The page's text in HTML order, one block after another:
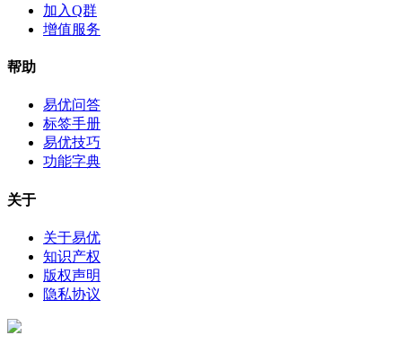
加入Q群
增值服务
帮助
易优问答
标签手册
易优技巧
功能字典
关于
关于易优
知识产权
版权声明
隐私协议